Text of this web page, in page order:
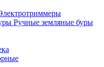
Ручные земляные буры